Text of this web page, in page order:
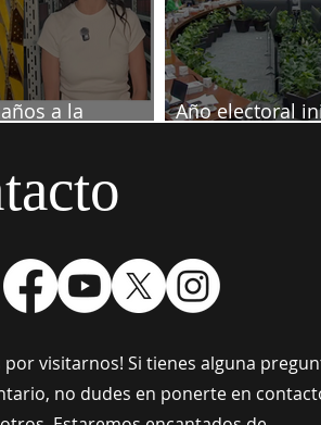
a la
Año electoral
por visitarnos! Si tienes alguna
no dudes en ponerte en